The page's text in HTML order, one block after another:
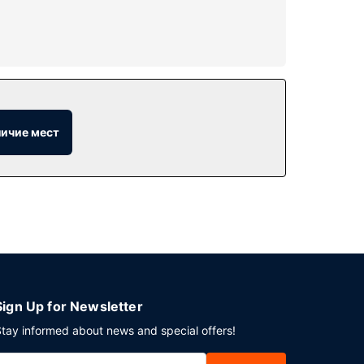
напитком. Бесплатный завтрак
мест
Up for Newsletter
informed about news and special offers!